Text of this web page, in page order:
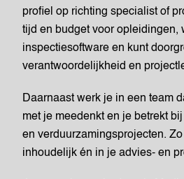
profiel op richting specialist of
tijd en budget voor opleidingen,
inspectiesoftware en kunt
verantwoordelijkheid en
Daarnaast werk je in een team
met je meedenkt en je betrekt
en verduurzamingsprojecten.
inhoudelijk én in je advies- en